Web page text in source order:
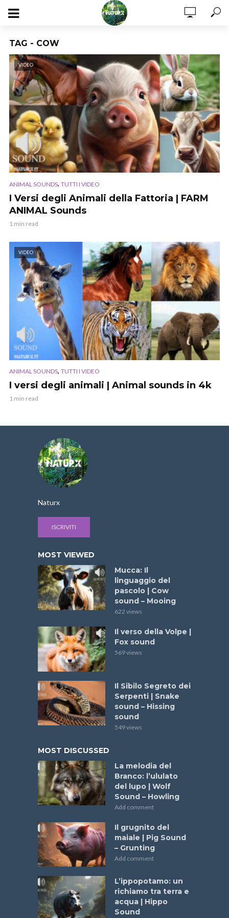
TAG - COW
VIDEO
ANIMAL SOUNDS, TUTTI I VIDEO
I Versi degli Animali della Fattoria | FARM
ANIMAL Sounds
1 min read
VIDEO
ANIMAL SOUNDS, TUTTI I VIDEO
I versi degli animali | Animal sounds in 4k
1 min read
Naturx
ISCRIVITI
MOST VIEWED
Mucca: Il
linguaggio del
pascolo | Cow
sound – Mooing
622 views
Il verso della Volpe |
Fox sound
569 views
Il Sibilo Segreto dei
Serpenti | Snake
sound – Hissing
sound
549 views
MOST DISCUSSED
La melodia del
Branco: l’ululato
del lupo | Wolf
Sound – Howling
Add comment
Il grugnito del
maiale | Pig Sound
– Grunting
Add comment
L’ippopotamo: un
richiamo tra terra e
acqua | Hippo
Sound